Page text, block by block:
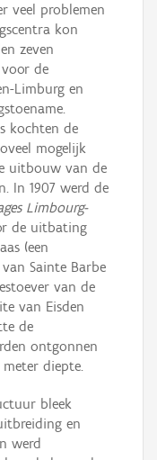
veel problemen
kon
zeven
de
Limburg en
kochten de
mogelijk
uitbouw van de
In 1907 werd de
Limbourg-
de uitbating
(een
Sainte Barbe
van de
van Eisden
de
ontgonnen
diepte.
bleek
en
werd